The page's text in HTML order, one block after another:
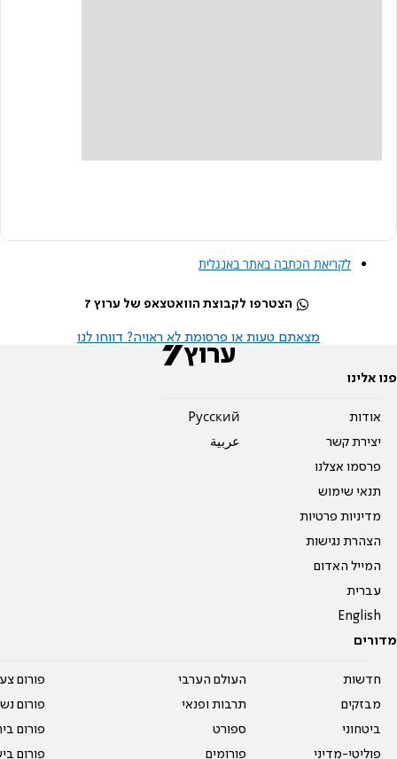
לקריאת הכתבה באתר באנגלית
הצטרפו לקבוצת הוואטצאפ של ערוץ 7
מצאתם טעות או פרסומת לא ראויה? דווחו לנו
פנו אלינו
אודות
יצירת קשר
פרסמו אצלנו
תנאי שימוש
מדיניות פרטיות
הצהרת נגישות
המייל האדום
עברית
English
Pусский
عربية
מדורים
חדשות
מבזקים
ביטחוני
פוליטי-מדיני
העולם הערבי
תרבות ופנאי
ספורט
פורומים
פורום
פורום
פורום
פורום